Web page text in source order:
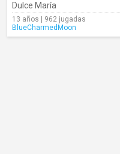
Dulce María
13 años | 962 jugadas
BlueCharmedMoon